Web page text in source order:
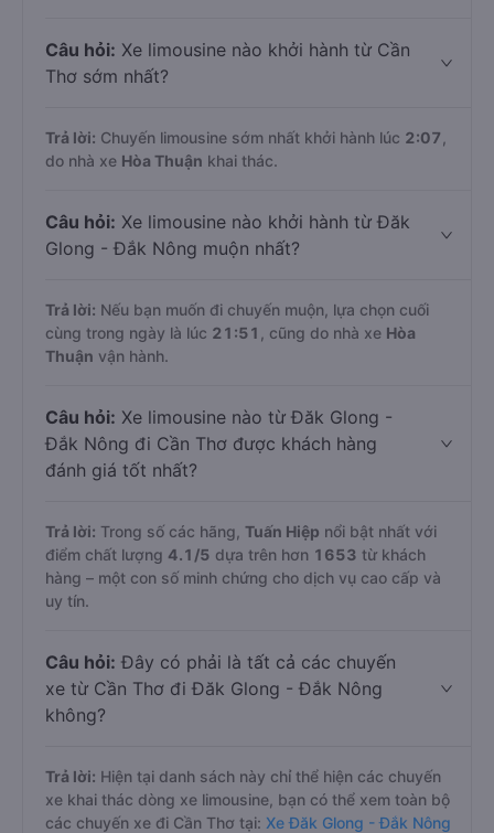
Câu hỏi: Xe limousine nào khởi hành từ Cần
Thơ sớm nhất?
Trả lời: Chuyến limousine sớm nhất khởi hành lúc 2:07
do nhà xe Hòa Thuận khai thác.
Câu hỏi: Xe limousine nào khởi hành từ Đăk
Glong - Đắk Nông muộn nhất?
Trả lời: Nếu bạn muốn đi chuyến muộn, lựa chọn cuối
cùng trong ngày là lúc 21:51 , cũng do nhà xe Hòa
Thuận vận hành.
Câu hỏi: Xe limousine nào từ Đăk Glong -
Đắk Nông đi Cần Thơ được khách hàng
đánh giá tốt nhất?
Trả lời: Trong số các hãng, Tuấn Hiệp nổi bật nhất với
điểm chất lượng 4.1 /5 dựa trên hơn 1653 từ khách
hàng – một con số minh chứng cho dịch vụ cao cấp và
uy tín.
Câu hỏi: Đây có phải là tất cả các chuyến
xe từ Cần Thơ đi Đăk Glong - Đắk Nông
không?
Trả lời: Hiện tại danh sách này chỉ thể hiện các chuyến
xe khai thác dòng xe limousine, bạn có thể xem toàn bộ
các chuyến xe đi Cần Thơ tại: Xe Đăk Glong - Đắk Nông